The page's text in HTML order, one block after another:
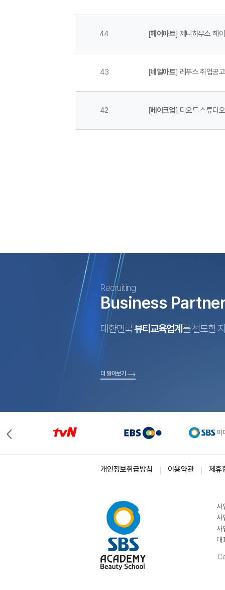
44 [헤어아트] 제니하우스 헤
43 [네일아트] 레푸스 취업공고
42 [메이크업] 디오드 스튜디
Recruiting
Business
대한민국뷰티교육업계 를 선도할
더 알아보기
개인정보취급방침 이용약관 제휴
사
사
사
대